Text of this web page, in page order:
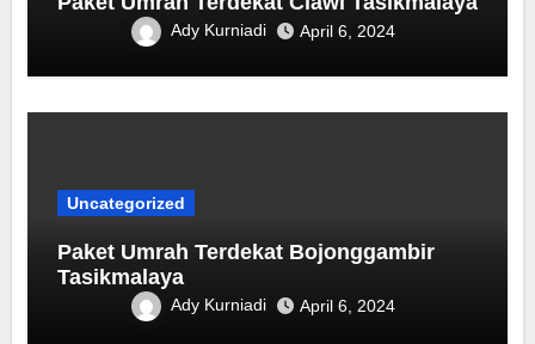
Ady Kurniadi April 6, 2024
Uncategorized
Paket Umrah Terdekat ‎Bojonggambir
Tasikmalaya
Ady Kurniadi April 6, 2024